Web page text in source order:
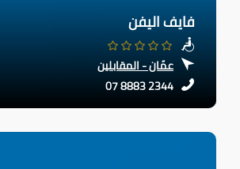
فايف اليفن
عمّان - المقابلين
07 8883 2344